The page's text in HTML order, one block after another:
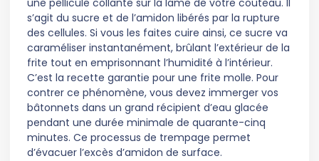
une pellicule collante sur la lame de votre couteau. Il
s’agit du sucre et de l’amidon libérés par la rupture
des cellules. Si vous les faites cuire ainsi, ce sucre va
caraméliser instantanément, brûlant l’extérieur de la
frite tout en emprisonnant l’humidité à l’intérieur.
C’est la recette garantie pour une frite molle. Pour
contrer ce phénomène, vous devez immerger vos
bâtonnets dans un grand récipient d’eau glacée
pendant une durée minimale de quarante-cinq
minutes. Ce processus de trempage permet
d’évacuer l’excès d’amidon de surface.